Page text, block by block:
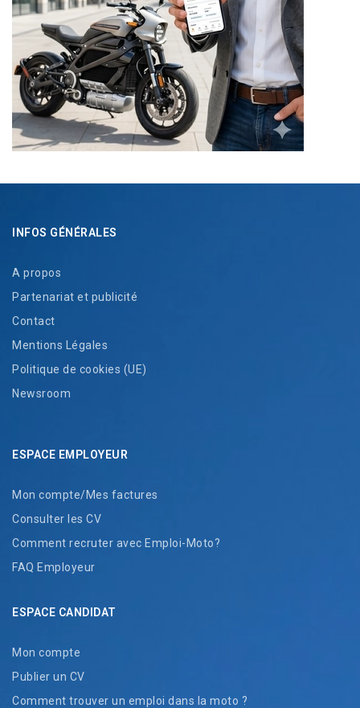
INFOS GÉNÉRALES
A propos
Partenariat et publicité
Contact
Mentions Légales
Politique de cookies (UE)
Newsroom
ESPACE EMPLOYEUR
Mon compte/Mes factures
Consulter les CV
Comment recruter avec Emploi-Moto?
FAQ Employeur
ESPACE CANDIDAT
Mon compte
Publier un CV
Comment trouver un emploi dans la moto ?